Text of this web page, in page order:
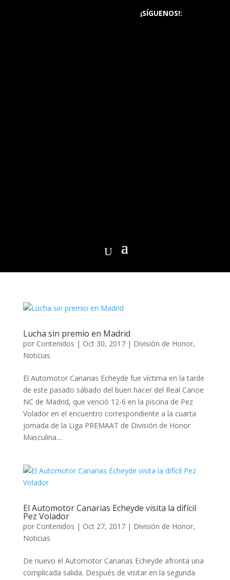
¡SÍGUENOS!:
Lucha sin premio en Madrid
por Contenidos | Oct 30, 2017| División de Honor,
Noticias
El Automotor Canarias Echeyde fue víctima en la tarde
de este pasado sábado del buen hacer del Real Canoe
NC de Madrid, que venció 12-6 en la piscina de Pez
Volador en el encuentro correspondiente a la cuarta
jornada de la Liga PREMAAT de División de Honor
Masculina....
El Automotor Canarias Echeyde visita la difícil
Pez Volador
por Contenidos | Oct 27, 2017| División de Honor,
Noticias
De nuevo el Automotor Canarias Echeyde afronta una
complicada salida. Después de visitar en la segunda